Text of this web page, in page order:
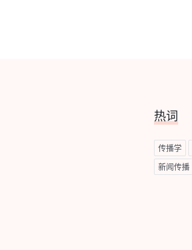
热词
传播学
新闻传播